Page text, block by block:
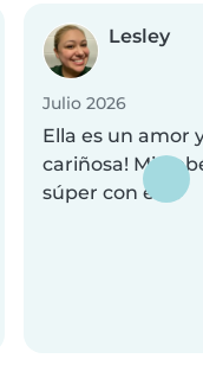
Lesley
Julio 2026
Ella es un amor
cariñosa! Mi
súper con ella!